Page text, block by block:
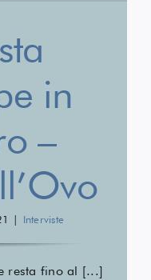
in
–
| Interviste
resta fino al [...]